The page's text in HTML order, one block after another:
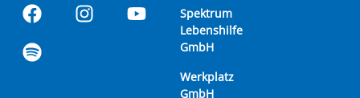
Spektrum
Lebenshilfe
GmbH
Werkplatz
GmbH